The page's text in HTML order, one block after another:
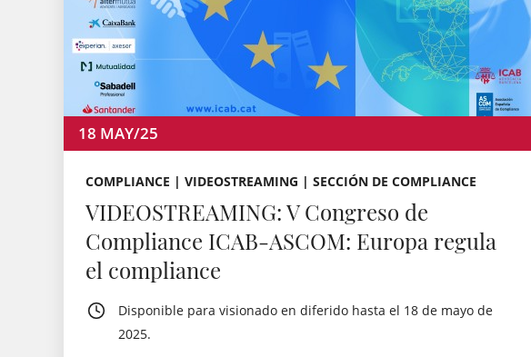
18 MAY/25
COMPLIANCE | VIDEOSTREAMING | SECCIÓN DE COMPLIANCE
VIDEOSTREAMING: V Congreso de
Compliance ICAB-ASCOM: Europa regula
el compliance
Disponible para visionado en diferido hasta el 18 de mayo de
2025.